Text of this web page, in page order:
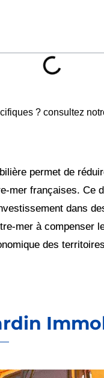
? consultez
permet de
mer françaises. Ce
dans
mer à compenser
des